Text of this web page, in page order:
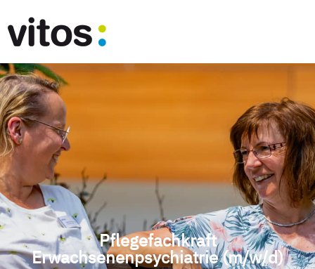
Pflegefachkraft
Erwachsenenpsychiatrie (m/w/d)